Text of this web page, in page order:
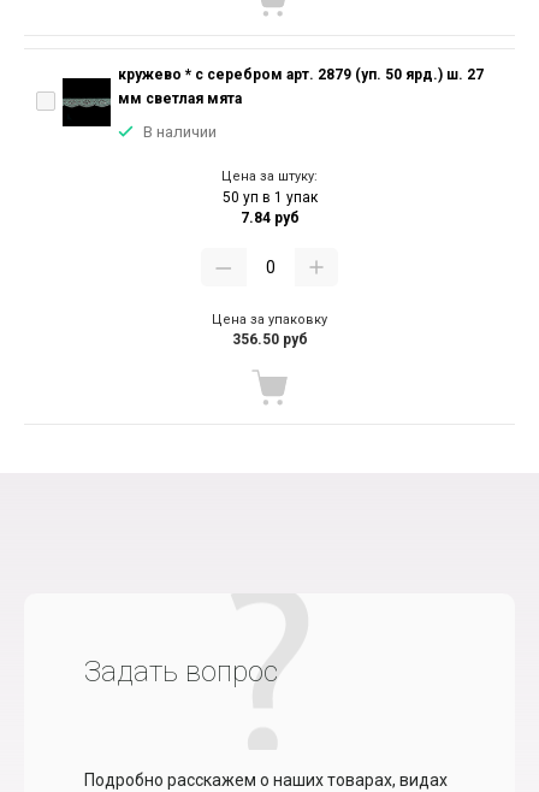
кружево * с серебром арт. 2879 (уп. 50 ярд.) ш. 27
мм светлая мята
В наличии
Цена за штуку:
50 уп в 1 упак
7.84 руб
Цена за упаковку
356.50 руб
Задать вопрос
Подробно расскажем о наших товарах, видах